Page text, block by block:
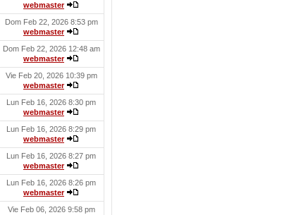
webmaster
Dom Feb 22, 2026 8:53 pm
webmaster
Dom Feb 22, 2026 12:48 am
webmaster
Vie Feb 20, 2026 10:39 pm
webmaster
Lun Feb 16, 2026 8:30 pm
webmaster
Lun Feb 16, 2026 8:29 pm
webmaster
Lun Feb 16, 2026 8:27 pm
webmaster
Lun Feb 16, 2026 8:26 pm
webmaster
Vie Feb 06, 2026 9:58 pm